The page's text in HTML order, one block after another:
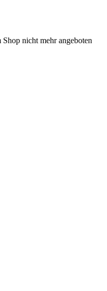
nicht mehr angeboten